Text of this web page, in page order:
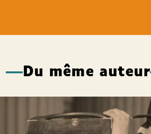
Du même auteur